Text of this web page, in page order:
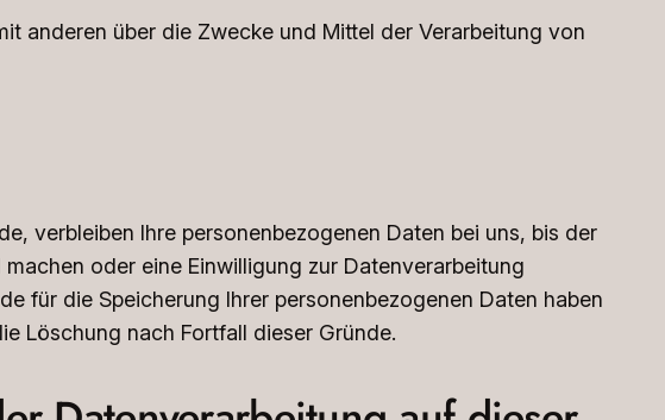
anderen über die Zwecke und Mittel der Verarbeitung von
verbleiben Ihre personenbezogenen Daten bei uns, bis der
oder eine Einwilligung zur Datenverarbeitung
für die Speicherung Ihrer personenbezogenen Daten haben
Löschung nach Fortfall dieser Gründe.